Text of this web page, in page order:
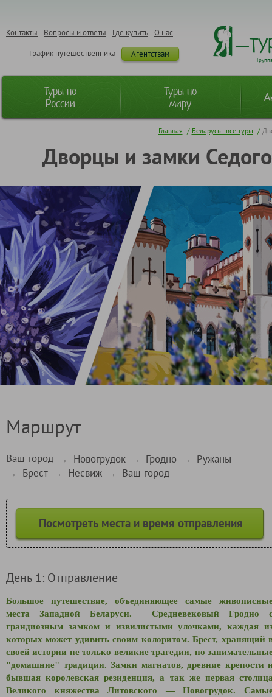
О нас
Где купить
Вопросы и ответы
Контакты
Агентствам
График путешественника
Туры по
России
Туры по
миру
Главная / Беларусь - все туры /
Дворцы и замки
Маршрут
Ваш город → Новогрудок → Гродно → Ружаны
→ Брест → Несвиж → Ваш город
Посмотреть места и время отправления
День 1: Отправление
Большое путешествие, объединяющее самые
места Западной Беларуси. Средневековый Гродно
грандиозным замком и извилистыми улочками, каждая
которых может удивить своим колоритом. Брест, хранящий
своей истории не только великие трагедии, но
"домашние" традиции. Замки магнатов, древние крепости
бывшая королевская резиденция, а так же первая
Великого княжества Литовского —Новогрудок.